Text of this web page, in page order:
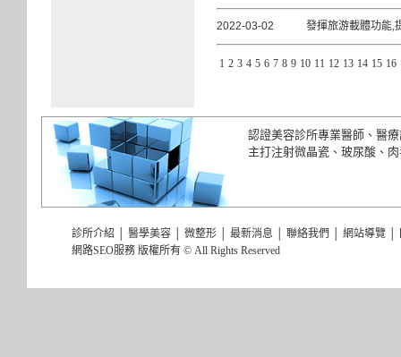
2022-03-02 發揮旅游載體功能,
1 2 3 4 5 6 7 8 9 10 11 12 13 14 15 16
認證美容診所專業醫師、醫
主打注射微晶瓷、玻尿酸、
診所介紹 醫學美容 微整形 最新消息 聯絡我們 網站導覽
網路SEO服務 版權所有 © All Rights Reserved